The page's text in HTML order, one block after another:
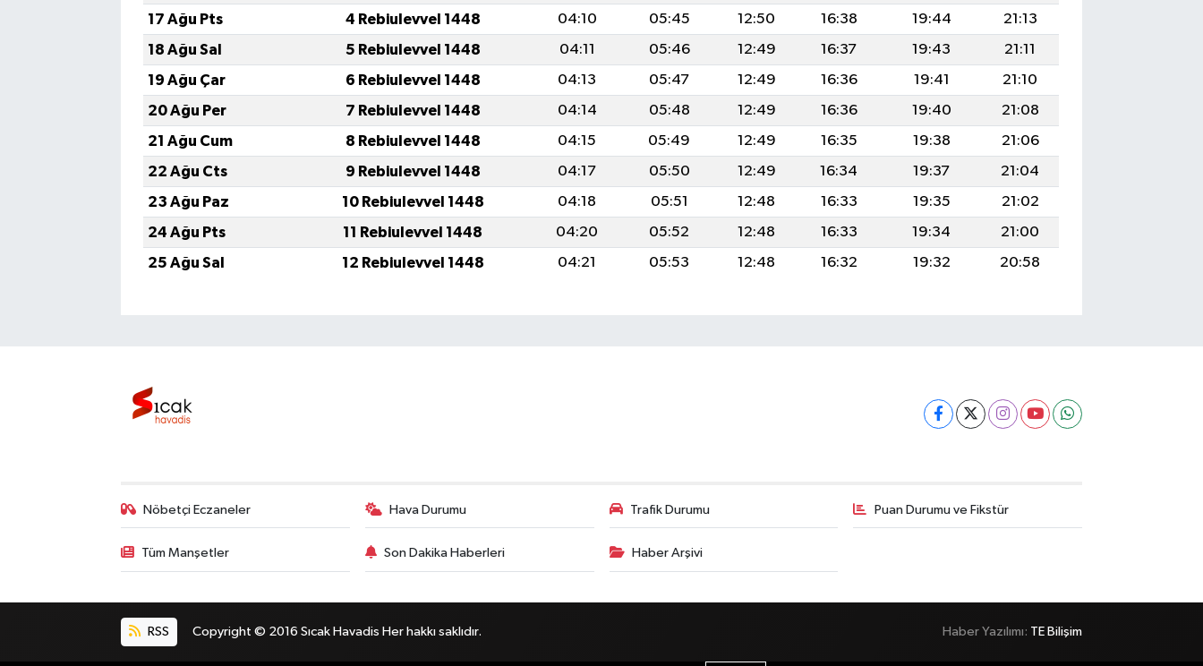
17 Ağu Pts
4 Rebiulevvel 1448 04:10 05:45 12:50 16:38 19:44
21:13
18 Ağu Sal
5 Rebiulevvel 1448 04:11 05:46 12:49 16:37 19:43
21:11
19 Ağu Çar
6 Rebiulevvel 1448 04:13 05:47 12:49 16:36 19:41
21:10
20 Ağu Per
7 Rebiulevvel 1448 04:14 05:48 12:49 16:36 19:40
21:08
21 Ağu Cum
8 Rebiulevvel 1448 04:15 05:49 12:49 16:35 19:38
21:06
22 Ağu Cts
9 Rebiulevvel 1448 04:17 05:50 12:49 16:34 19:37
21:04
23 Ağu Paz
10 Rebiulevvel 1448 04:18 05:51 12:48 16:33 19:35
21:02
24 Ağu Pts
11 Rebiulevvel 1448 04:20 05:52 12:48 16:33 19:34
21:00
25 Ağu Sal
12 Rebiulevvel 1448 04:21 05:53 12:48 16:32 19:32 20:58
Nöbetçi Eczaneler Hava Durumu Trafik Durumu Puan Durumu ve Fikstür
Tüm Manşetler Son Dakika Haberleri Haber Arşivi
RSS Copyright © 2016 Sıcak Havadis Her hakkı saklıdır. Haber Yazılımı: TE Bilişim